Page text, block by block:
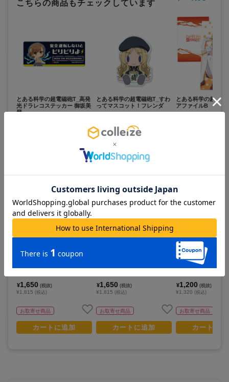
こちらの商品もチェックしています
とある科学の超電磁砲T_高発
光ドラレコステッカー 御坂美
琴
とある科学の超電磁砲T_アク
¥1,650 (税抜)
¥1,815 (税込)
お取寄せ商品
カートに追加
とある科学の超電磁砲T_すわ
ってマスコット！フレンダ
(税抜)
¥1,320 (税込)
¥1,650 (税抜)
¥1,815 (税込)
お取寄せ商品
カートに追加
とある科学の超電磁
アファイルB
とある科学の超電磁
ってマスコット！ゲ
¥1,200 (税抜)
¥1,320 (税込)
お取寄せ商品
カートに